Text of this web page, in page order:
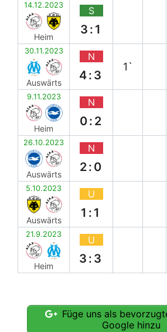
14.12.2023
Heim
S
3:1
30.11.2023
Auswärts
N
4:3
1`
9.11.2023
Heim
N
0:2
26.10.2023
Auswärts
N
2:0
5.10.2023
Auswärts
U
1:1
21.9.2023
Heim
U
3:3
Füge uns als
Google hinzu